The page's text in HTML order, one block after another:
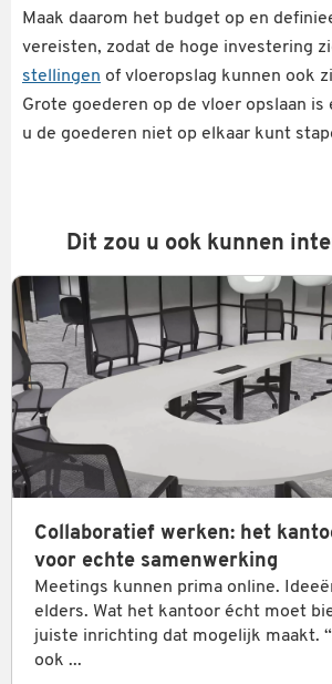
Maak daarom het budget op en
vereisten, zodat de hoge investering
stellingen of vloeropslag kunnen ook
Grote goederen op de vloer opslaan
u de goederen niet op elkaar kunt
Dit zou u ook kunnen
Collaboratief werken: het
voor echte samenwerking
Meetings kunnen prima online.
elders. Wat het kantoor écht moet
juiste inrichting dat mogelijk maakt.
ook ...